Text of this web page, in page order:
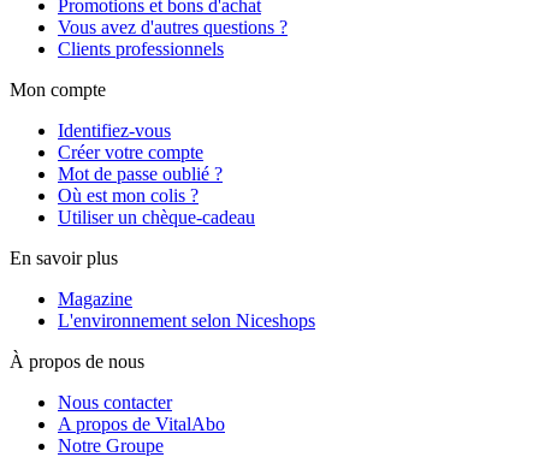
Promotions et bons d'achat
Vous avez d'autres questions ?
Clients professionnels
Mon compte
Identifiez-vous
Créer votre compte
Mot de passe oublié ?
Où est mon colis ?
Utiliser un chèque-cadeau
En savoir plus
Magazine
L'environnement selon Niceshops
À propos de nous
Nous contacter
A propos de VitalAbo
Notre Groupe